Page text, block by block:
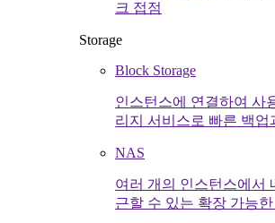
크 접점
Storage
Block Storage
인스턴스에 연결하여 사
리지 서비스로 빠른 백업
NAS
여러 개의 인스턴스에서
근할 수 있는 확장 가능한